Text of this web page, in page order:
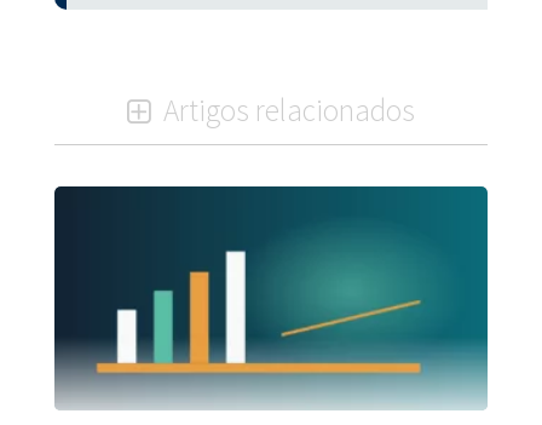
Artigos relacionados